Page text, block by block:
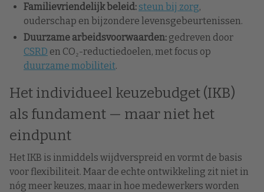
Familievriendelijk beleid: steun bij zorg,
ouderschap en bijzondere levensgebeurtenissen.
Duurzame arbeidsvoorwaarden: gedreven door
CSRD en CO₂-reductiedoelen, met focus op
duurzame mobiliteit.
Het individueel keuzebudget (IKB)
als fundament — maar niet het
eindpunt
Het IKB is inmiddels wijdverspreid en vormt de basis
voor flexibiliteit. Maar de echte ontwikkeling zit niet in
nóg meer keuzes, maar in hoe medewerkers worden